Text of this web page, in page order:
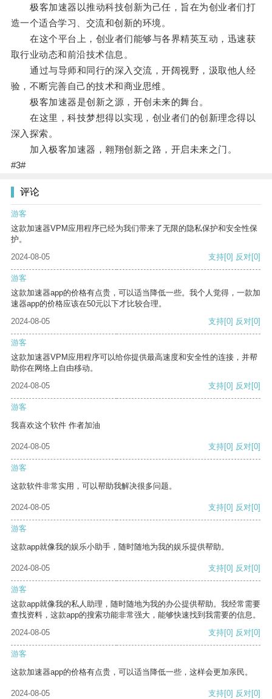
极客加速器以推动科技创新为己任，旨在为创业者们打
造一个适合学习、交流和创新的环境。
在这个平台上，创业者们能够与各界精英互动，迅速获
取行业动态和前沿技术信息。
通过与导师和同行的深入交流，开阔视野，汲取他人经
验，不断完善自己的技术和商业思维。
极客加速器是创新之源，开创未来的舞台。
在这里，科技梦想得以实现，创业者们的创新理念得以
深入探索。
加入极客加速器，翱翔创新之路，开启未来之门。
#3#
评论
游客
这款加速器VPM应用程序已经为我们带来了无限的隐私保护和安全性保
护。
2024-08-05
支持[0] 反对[0]
游客
这款加速器app的价格有点贵，可以适当降低一些。我个人觉得，一款加
速器app的价格应该在50元以下才比较合理。
2024-08-05
支持[0] 反对[0]
游客
这款加速器VPM应用程序可以给你提供最高速度和安全性的连接，并帮
助你在网络上自由移动。
2024-08-05
支持[0] 反对[0]
游客
我喜欢这个软件 作者加油
2024-08-05 支持[0] 反对[0]
游客
这款软件非常实用，可以帮助我解决很多问题。
2024-08-05 支持[0] 反对[0]
游客
这款app就像我的娱乐小助手，随时随地为我的娱乐提供帮助。
2024-08-05 支持[0] 反对[0]
游客
这款app就像我的私人助理，随时随地为我的办公提供帮助。我经常需要
查找资料，这款app的搜索功能非常强大，能够快速找到我需要的信息。
2024-08-05
支持[0] 反对[0]
游客
这款加速器app的价格有点贵，可以适当降低一些，这样会更加亲民。
2024-08-05 支持[0] 反对[0]